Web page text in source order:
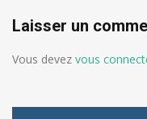
Laisser un
Vous devez vous